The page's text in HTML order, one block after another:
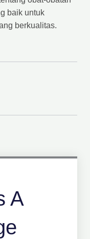
baik untuk
berkualitas.
A